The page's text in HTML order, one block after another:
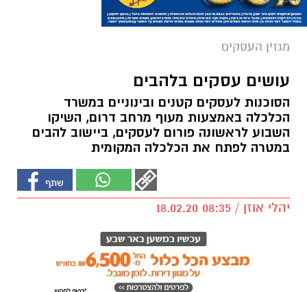
מגזין העסקים
עושים עסקים בלהבים
הסוכנות לעסקים קטנים ובינוניים במשרד
הכלכלה באמצעות מעוף מרחב דרום, השיקו
השבוע לראשונה פורום לעסקים, ביישוב להבים
במטרה לפתח את הכלכלה המקומית
יהלי אוזן / 08:35 18.02.20